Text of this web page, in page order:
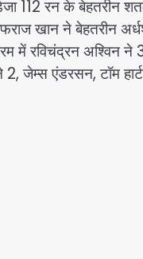
112 रन के बेहतरीन
खान ने बेहतरीन
में रविचंद्रन अश्विन ने
जेम्स एंडरसन, टॉम